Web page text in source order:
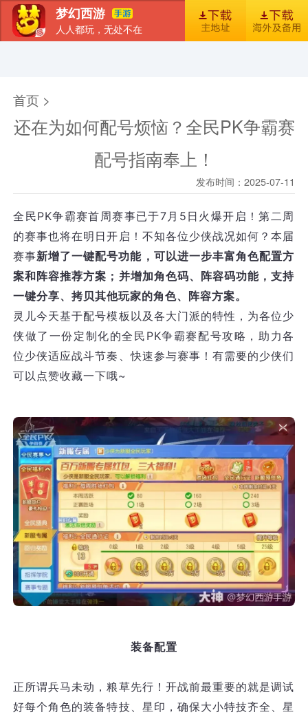
梦幻西游
人人都玩，无处不在
首页 >
还在为如何配号烦恼？全民PK争霸赛
配号指南奉上！
发布时间：2025-07-11
全民PK争霸赛首周赛事已于7月5日火爆开启！第二周
的赛事也将在明日开启！不知各位少侠战况如何？本届
赛事新增了一键配号功能，可以进一步丰富角色配置方
案和阵容推荐方案；并增加角色码、阵容码功能，支持
一键分享、拷贝其他玩家的角色、阵容方案。
灵儿今天基于配号模板以及各大门派的特性，为各位少
侠做了一份定制化的全民PK争霸赛配号攻略，助力各
位少侠适应战斗节奏、快速参与赛事！有需要的少侠们
可以点赞收藏一下哦~
装备配置
正所谓兵马未动，粮草先行！开战前最重要的就是调试
好每个角色的装备特技、星印，确保大小特技齐全、星